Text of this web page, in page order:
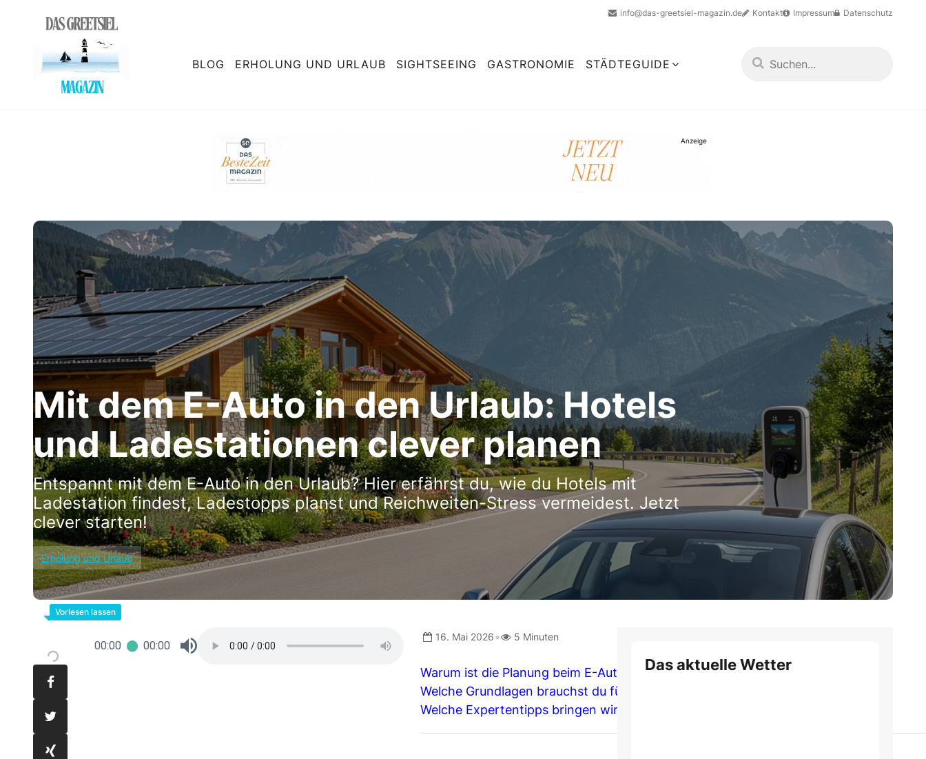
info@das-greetsiel-magazin.de Kontakt Impressum Datenschutz
BLOG ERHOLUNG UND URLAUB SIGHTSEEING GASTRONOMIE STÄDTEGUIDE
Mit dem E-Auto in den Urlaub: Hotels
und Ladestationen clever planen
Entspannt mit dem E-Auto in den Urlaub? Hier erfährst du, wie du Hotels mit
Ladestation findest, Ladestopps planst und Reichweiten-Stress vermeidest. Jetzt
clever starten!
Erholung und Urlaub
00:00 00:00
16. Mai 2026• 5 Minuten
Warum ist die Planung beim E-Auto-Urlaub so entscheidend?
Welche Grundlagen brauchst du für einen entspannten E-Auto-Urlaub?
Welche Expertentipps bringen wirklich mehr Entspannung?
Das aktuelle Wetter